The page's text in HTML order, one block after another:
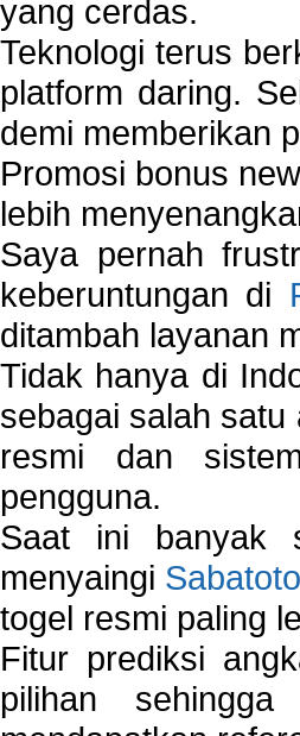
yang cerdas.
Teknologi terus
platform daring.
demi memberikan
Promosi bonus
lebih
Saya pernah
keberuntungan di
ditambah layanan
Tidak hanya di
sebagai salah
resmi dan
pengguna.
Saat ini banyak
menyaingi Sabatoto
togel resmi paling
Fitur prediksi
pilihan